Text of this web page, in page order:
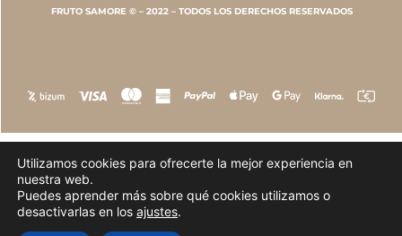
FRUTO SAMORE © – 2022 – TODOS LOS DERECHOS RESERVADOS
Utilizamos cookies para ofrecerte la mejor experiencia en
nuestra web.
Puedes aprender más sobre qué cookies utilizamos o
desactivarlas en los ajustes.